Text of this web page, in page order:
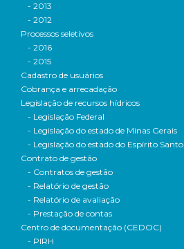
- 2013
- 2012
Processos seletivos
- 2016
- 2015
Cadastro de usuários
Cobrança e arrecadação
Legislação de recursos hídricos
- Legislação Federal
- Legislação do estado de Minas Gerais
- Legislação do estado do Espírito Santo
Contrato de gestão
- Contratos de gestão
- Relatório de gestão
- Relatório de avaliação
- Prestação de contas
Centro de documentação (CEDOC)
- PIRH